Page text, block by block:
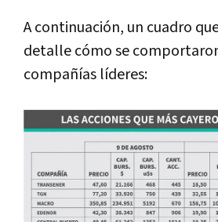
A continuación, un cuadro
detalle cómo se
compañías líderes: